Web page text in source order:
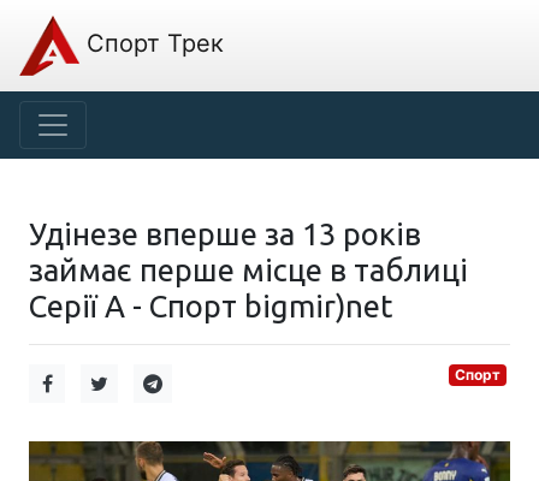
Спорт Трек
Удінезе вперше за 13 років
займає перше місце в таблиці
Серії А - Спорт bigmir)net
Спорт